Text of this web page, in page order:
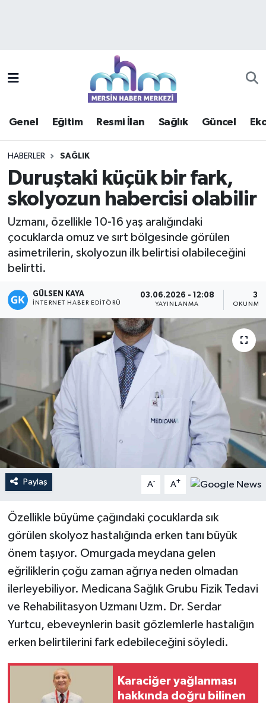
Genel Eğitim Resmi İlan Sağlık Güncel
HABERLER SAĞLIK
Duruştaki küçük bir fark,
skolyozun habercisi olabilir
Uzmanı, özellikle 10-16 yaş aralığındaki
çocuklarda omuz ve sırt bölgesinde görülen
asimetrilerin, skolyozun ilk belirtisi olabileceğini
belirtti.
GÜLSEN KAYA
İNTERNET HABER EDITÖRÜ
03.06.2026 - 12:08
YAYINLANMA
3
OKUNMA
Paylaş A- A+
Özellikle büyüme çağındaki çocuklarda sık
görülen skolyoz hastalığında erken tanı büyük
önem taşıyor. Omurgada meydana gelen
eğriliklerin çoğu zaman ağrıya neden olmadan
ilerleyebiliyor. Medicana Sağlık Grubu Fizik Tedavi
ve Rehabilitasyon Uzmanı Uzm. Dr. Serdar
Yurtcu, ebeveynlerin basit gözlemlerle hastalığın
erken belirtilerini fark edebileceğini söyledi.
Karaciğer yağlanması
hakkında doğru bilinen
Güncel
Haberde insan
Kültür - Sanat
Magazin
Mersin
Mersin Tarihi
Özel Haber
Politika
Resmi İlan
Sağlık
Sürmanşet
Teknoloji
Yaşam
Mersin Trafik Yoğunluk Haritası
Süper Lig Puan Durumu ve Fikstür
Haber Arşivi